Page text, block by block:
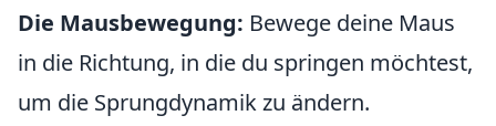
Die Mausbewegung: Bewege deine Maus
in die Richtung, in die du springen möchtest,
um die Sprungdynamik zu ändern.